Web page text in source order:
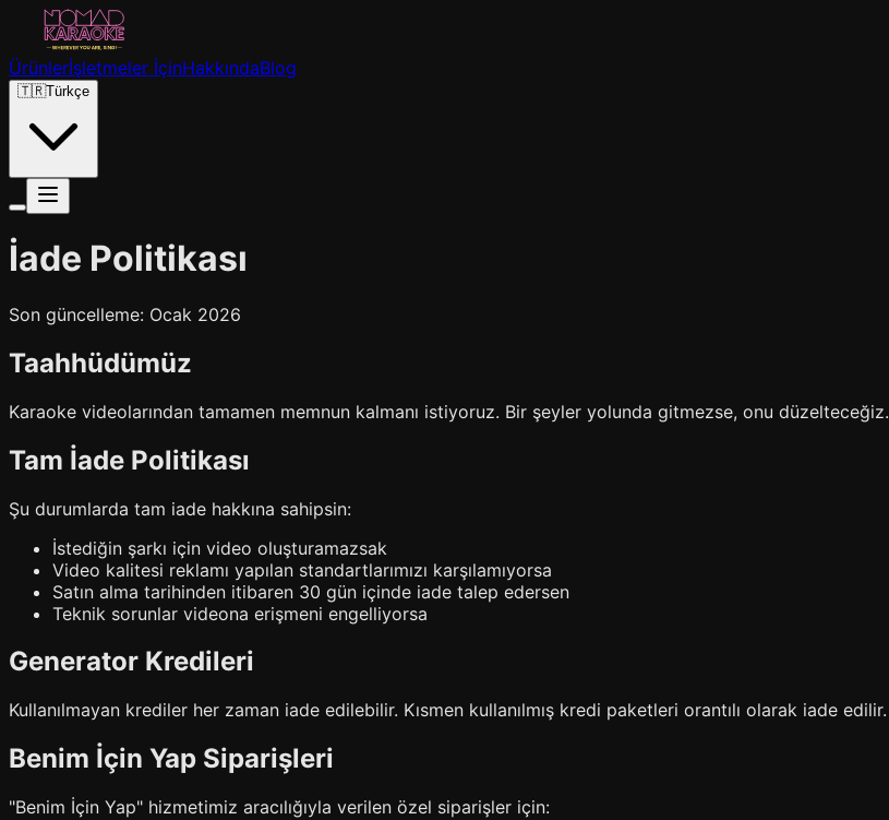
Ürünlerİşletmeler İçinHakkındaBlog
🇹🇷Türkçe
İade Politikası
Son güncelleme: Ocak 2026
Taahhüdümüz
Karaoke videolarından tamamen memnun kalmanı istiyoruz. Bir şeyler yolunda gitmezse, onu düzelteceğiz.
Tam İade Politikası
Şu durumlarda tam iade hakkına sahipsin:
İstediğin şarkı için video oluşturamazsak
Video kalitesi reklamı yapılan standartlarımızı karşılamıyorsa
Satın alma tarihinden itibaren 30 gün içinde iade talep edersen
Teknik sorunlar videona erişmeni engelliyorsa
Generator Kredileri
Kullanılmayan krediler her zaman iade edilebilir. Kısmen kullanılmış kredi paketleri orantılı olarak iade edilir.
Benim İçin Yap Siparişleri
"Benim İçin Yap" hizmetimiz aracılığıyla verilen özel siparişler için: